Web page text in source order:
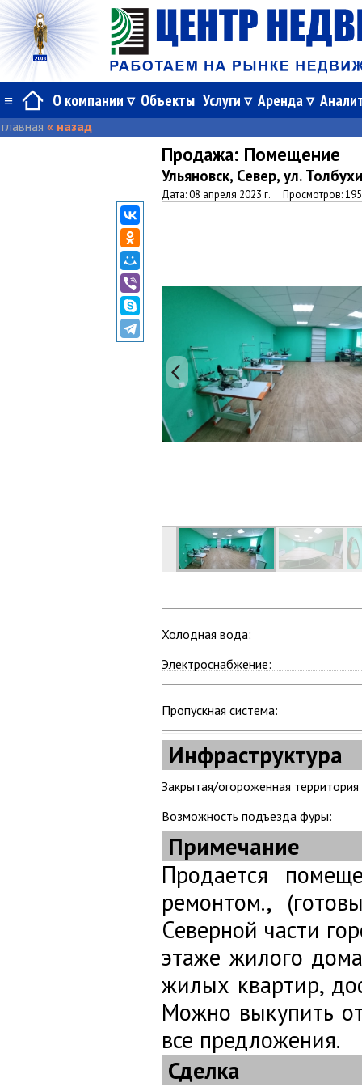
≡ О компании Объекты Услуги Аренда
главная « назад
Продажа: Помещение
Ульяновск, Север, ул.
Дата: 08 апреля 2023 г. Просмотров:
Холодная вода:
Электроснабжение:
Пропускная система:
Инфраструктура
Закрытая/огороженная территория
Возможность подъезда фуры:
Примечание
Продается
ремонтом.,
Северной части
этаже жилого
жилых квартир,
Можно выкупить
все предложения.
Сделка